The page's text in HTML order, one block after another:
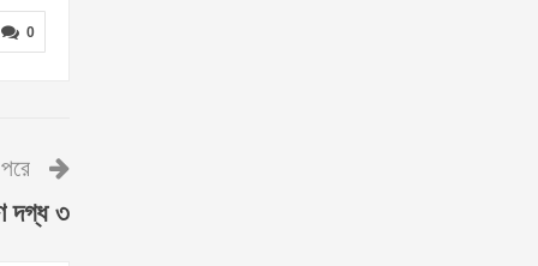
0
পরে
দগ্ধ ৩